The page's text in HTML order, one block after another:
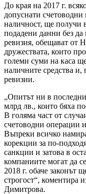
До края на 2017 г.
допуснати
наличност, ще получи
подадени данни без да
ревизия, обещават от
дружествата, които
големи суми на каса
наличните средства
ревизии.
„Опитът ни в
млрд лв., които бяха
В голяма част от
счетоводни операции
Въпреки всичко
корекции за по-
санкции и затова в
компаниите могат да
2018 г. обаче законът
строгост“, коментира
Димитрова.